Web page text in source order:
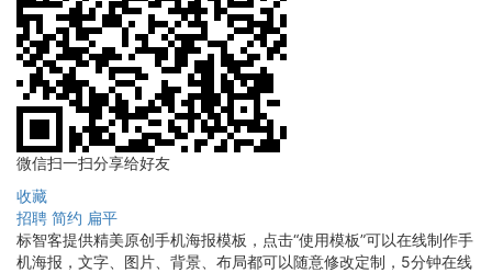
微信扫一扫分享给好友
收藏
招聘 简约 扁平
标智客提供精美原创手机海报模板，点击“使用模板”可以在线制作手
机海报，文字、图片、背景、布局都可以随意修改定制，5分钟在线